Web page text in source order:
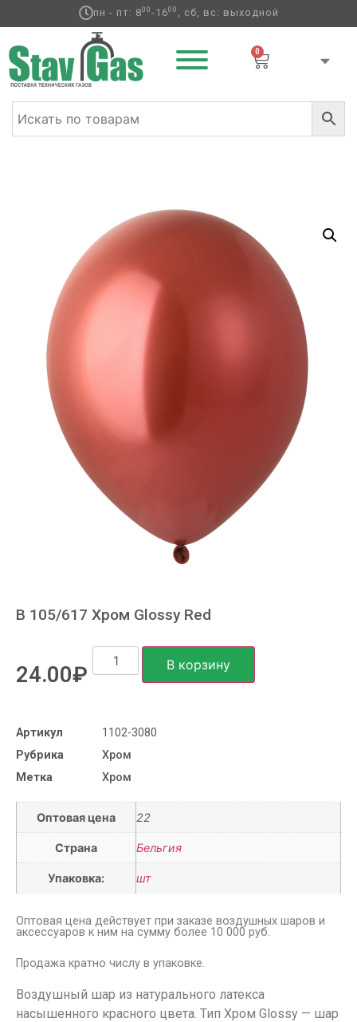
пн - пт: 800-1600 , сб, вс: выходной
0
В 105/617 Хром Glossy Red
24.00₽ В корзину
Артикул
1102-3080
Рубрика
Хром
Метка
Хром
Оптовая цена 22
Страна Бельгия
Упаковка: шт
Оптовая цена действует при заказе воздушных шаров и
аксессуаров к ним на сумму более 10 000 руб.
Продажа кратно числу в упаковке.
Воздушный шар из натурального латекса
насышенного красного цвета. Тип Хром Glossy — шар